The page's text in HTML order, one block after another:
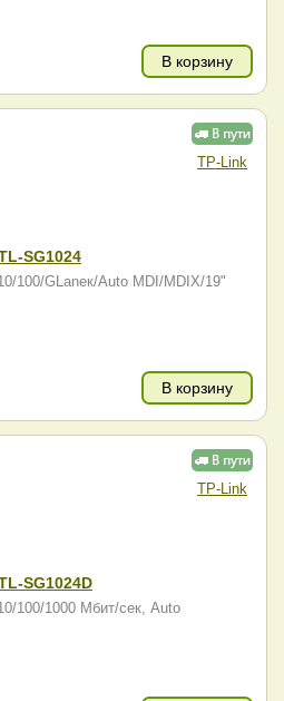
В корзину
TP-Link
SG1024
100/GLanек/Auto MDI/MDIX/19"
В корзину
TP-Link
SG1024D
100/1000 Мбит/сек, Auto